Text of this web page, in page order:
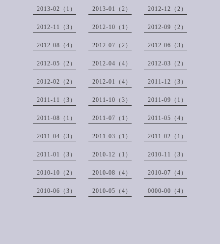
2013-02（1） 2013-01（2） 2012-12（2）
2012-11（3） 2012-10（1） 2012-09（2）
2012-08（4） 2012-07（2） 2012-06（3）
2012-05（2） 2012-04（4） 2012-03（2）
2012-02（2） 2012-01（4） 2011-12（3）
2011-11（3） 2011-10（3） 2011-09（1）
2011-08（1） 2011-07（1） 2011-05（4）
2011-04（3） 2011-03（1） 2011-02（1）
2011-01（3） 2010-12（1） 2010-11（3）
2010-10（2） 2010-08（4） 2010-07（4）
2010-06（3） 2010-05（4） 0000-00（4）